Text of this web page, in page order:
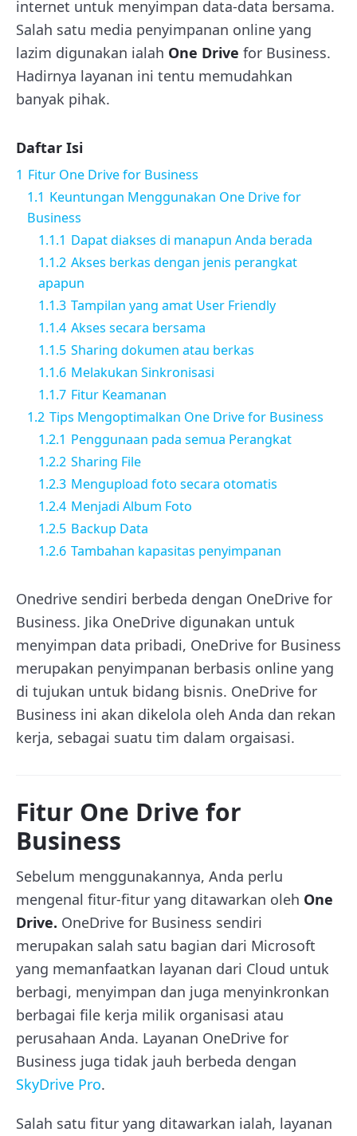
internet untuk menyimpan data-data bersama.
Salah satu media penyimpanan online yang
lazim digunakan ialah One Drive for Business.
Hadirnya layanan ini tentu memudahkan
banyak pihak.
Daftar Isi
1 Fitur One Drive for Business
1.1 Keuntungan Menggunakan One Drive for
Business
1.1.1 Dapat diakses di manapun Anda berada
1.1.2 Akses berkas dengan jenis perangkat
apapun
1.1.3 Tampilan yang amat User Friendly
1.1.4 Akses secara bersama
1.1.5 Sharing dokumen atau berkas
1.1.6 Melakukan Sinkronisasi
1.1.7 Fitur Keamanan
1.2 Tips Mengoptimalkan One Drive for Business
1.2.1 Penggunaan pada semua Perangkat
1.2.2 Sharing File
1.2.3 Mengupload foto secara otomatis
1.2.4 Menjadi Album Foto
1.2.5 Backup Data
1.2.6 Tambahan kapasitas penyimpanan
Onedrive sendiri berbeda dengan OneDrive for
Business. Jika OneDrive digunakan untuk
menyimpan data pribadi, OneDrive for Business
merupakan penyimpanan berbasis online yang
di tujukan untuk bidang bisnis. OneDrive for
Business ini akan dikelola oleh Anda dan rekan
kerja, sebagai suatu tim dalam orgaisasi.
Fitur One Drive for
Business
Sebelum menggunakannya, Anda perlu
mengenal fitur-fitur yang ditawarkan oleh One
Drive. OneDrive for Business sendiri
merupakan salah satu bagian dari Microsoft
yang memanfaatkan layanan dari Cloud untuk
berbagi, menyimpan dan juga menyinkronkan
berbagai file kerja milik organisasi atau
perusahaan Anda. Layanan OneDrive for
Business juga tidak jauh berbeda dengan
SkyDrive Pro.
Salah satu fitur yang ditawarkan ialah, layanan